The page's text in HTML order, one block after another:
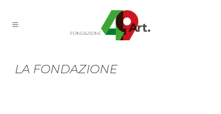
LA FONDAZIONE